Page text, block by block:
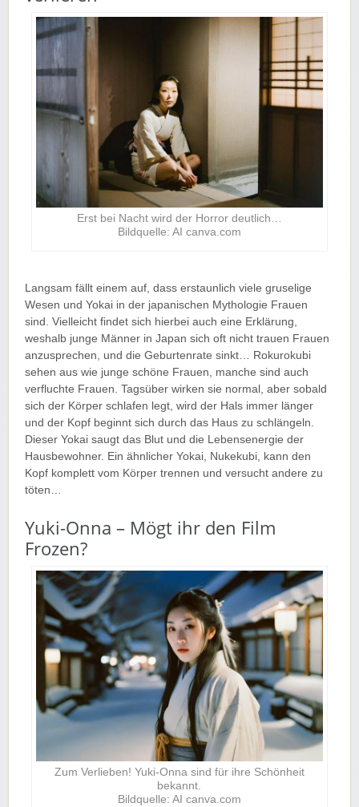
Erst bei Nacht wird der Horror deutlich…
Bildquelle: AI canva.com
Langsam fällt einem auf, dass erstaunlich viele gruselige
Wesen und Yokai in der japanischen Mythologie Frauen
sind. Vielleicht findet sich hierbei auch eine Erklärung,
weshalb junge Männer in Japan sich oft nicht trauen Frauen
anzusprechen, und die Geburtenrate sinkt… Rokurokubi
sehen aus wie junge schöne Frauen, manche sind auch
verfluchte Frauen. Tagsüber wirken sie normal, aber sobald
sich der Körper schlafen legt, wird der Hals immer länger
und der Kopf beginnt sich durch das Haus zu schlängeln.
Dieser Yokai saugt das Blut und die Lebensenergie der
Hausbewohner. Ein ähnlicher Yokai, Nukekubi, kann den
Kopf komplett vom Körper trennen und versucht andere zu
töten…
Yuki-Onna – Mögt ihr den Film
Frozen?
Zum Verlieben! Yuki-Onna sind für ihre Schönheit
bekannt.
Bildquelle: AI canva.com